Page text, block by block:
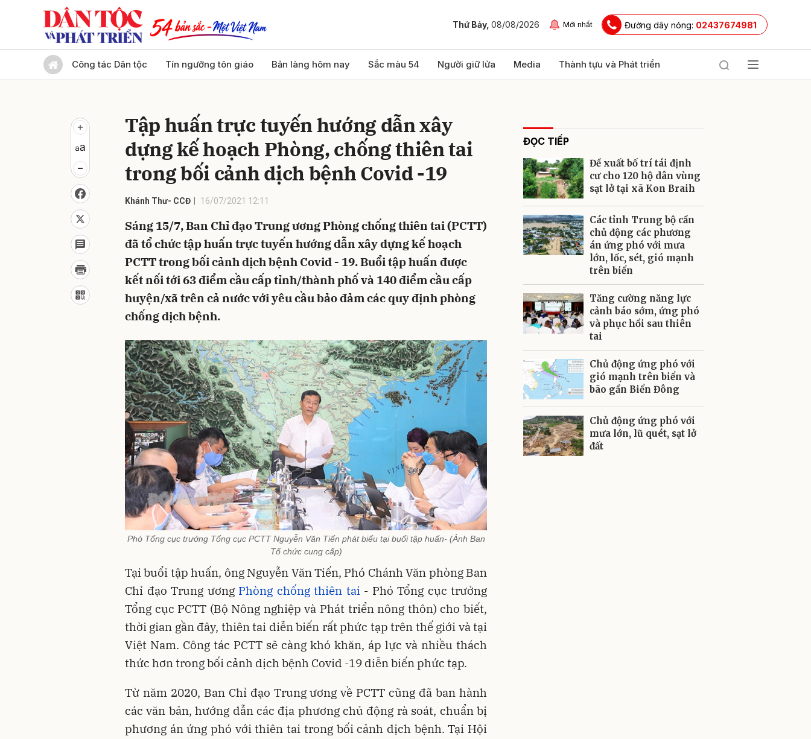
Thứ Bảy, 08/08/2026 Mới nhất Đường dây nóng: 02437674981
Công tác Dân tộc Tín ngưỡng tôn giáo Bản làng hôm nay Sắc màu 54 Người giữ lửa Media Thành tựu và Phát triển
Tập huấn trực tuyến hướng dẫn xây
dựng kế hoạch Phòng, chống thiên tai
trong bối cảnh dịch bệnh Covid -19
Khánh Thư- CCĐ 16/07/2021 12:11
Sáng 15/7, Ban Chỉ đạo Trung ương Phòng chống thiên tai (PCTT)
đã tổ chức tập huấn trực tuyến hướng dẫn xây dựng kế hoạch
PCTT trong bối cảnh dịch bệnh Covid - 19. Buổi tập huấn được
kết nối tới 63 điểm cầu cấp tỉnh/thành phố và 140 điểm cầu cấp
huyện/xã trên cả nước với yêu cầu bảo đảm các quy định phòng
chống dịch bệnh.
Phó Tổng cục trưởng Tổng cục PCTT Nguyễn Văn Tiến phát biểu tại buổi tập huấn- (Ảnh Ban
Tổ chức cung cấp)
Tại buổi tập huấn, ông Nguyễn Văn Tiến, Phó Chánh Văn phòng Ban
Chỉ đạo Trung ương Phòng chống thiên tai - Phó Tổng cục trưởng
Tổng cục PCTT (Bộ Nông nghiệp và Phát triển nông thôn) cho biết,
thời gian gần đây, thiên tai diễn biến rất phức tạp trên thế giới và tại
Việt Nam. Công tác PCTT sẽ càng khó khăn, áp lực và nhiều thách
thức hơn trong bối cảnh dịch bệnh Covid -19 diễn biến phức tạp.
Từ năm 2020, Ban Chỉ đạo Trung ương về PCTT cũng đã ban hành
các văn bản, hướng dẫn các địa phương chủ động rà soát, chuẩn bị
phương án ứng phó với thiên tai trong bối cảnh dịch bệnh. Tại Hội
ĐỌC TIẾP
Đề xuất bố trí tái định
cư cho 120 hộ dân vùng
sạt lở tại xã Kon Braih
Các tỉnh Trung bộ cần
chủ động các phương
án ứng phó với mưa
lớn, lốc, sét, gió mạnh
trên biển
Tăng cường năng lực
cảnh báo sớm, ứng phó
và phục hồi sau thiên
tai
Chủ động ứng phó với
gió mạnh trên biển và
bão gần Biển Đông
Chủ động ứng phó với
mưa lớn, lũ quét, sạt lở
đất
Gửi bình luận
Gửi